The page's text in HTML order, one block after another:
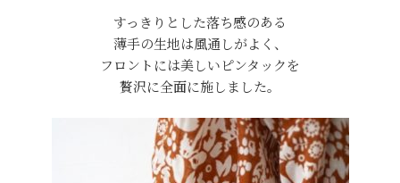
すっきりとした落ち感のある
薄手の生地は風通しがよく、
フロントには美しいピンタックを
贅沢に全面に施しました。